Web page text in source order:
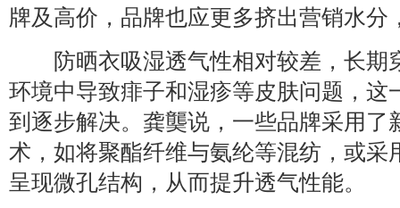
牌及高价，品牌也应更多挤出营销水分
防晒衣吸湿透气性相对较差，长期
环境中导致痱子和湿疹等皮肤问题，这
到逐步解决。龚龑说，一些品牌采用了
术，如将聚酯纤维与氨纶等混纺，或采
呈现微孔结构，从而提升透气性能。